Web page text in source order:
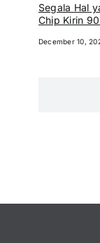
Segala Hal
Chip Kirin
December 10,